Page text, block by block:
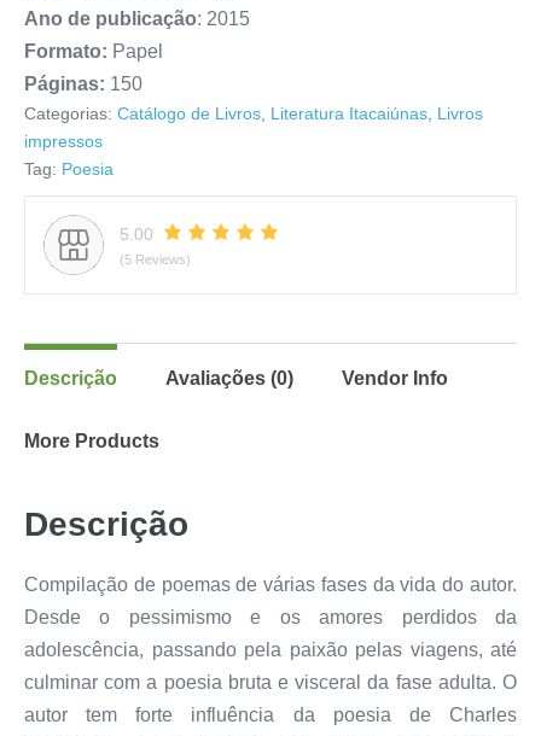
Ano de publicação: 2015
Formato: Papel
Páginas: 150
Categorias: Catálogo de Livros, Literatura Itacaiúnas, Livros
impressos
Tag: Poesia
5.00
(5 Reviews)
Descrição Avaliações (0) Vendor Info
More Products
Descrição
Compilação de poemas de várias fases da vida do autor.
Desde o pessimismo e os amores perdidos da
adolescência, passando pela paixão pelas viagens, até
culminar com a poesia bruta e visceral da fase adulta. O
autor tem forte influência da poesia de Charles